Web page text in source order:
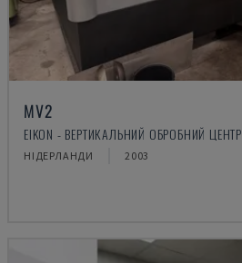
MV2
EIKON - ВЕРТИКАЛЬНИЙ ОБРОБНИЙ ЦЕНТР
НІДЕРЛАНДИ 2003